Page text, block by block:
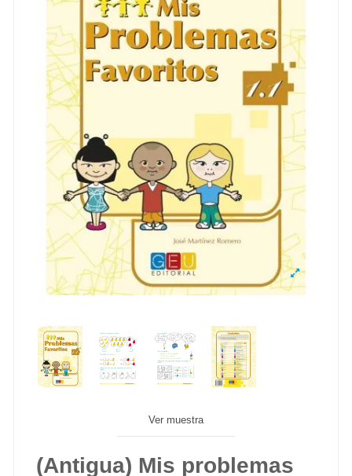
Ver muestra
(Antigua) Mis problemas